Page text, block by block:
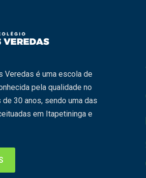
Veredas é uma escola de
pela qualidade no
de 30 anos, sendo uma das
em Itapetininga e